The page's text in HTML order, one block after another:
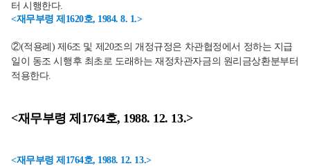
터 시행한다.
<재무부령 제1620호, 1984. 8. 1.>
②(적용례) 제6조 및 제20조의 개정규정은 차관협정에서 정하는 지급
일이 동조 시행후 최초로 도래하는 재정차관자금의 원리금상환분부터
적용한다.
<재무부령 제1764호, 1988. 12. 13.>
<재무부령 제1764호, 1988. 12. 13.>